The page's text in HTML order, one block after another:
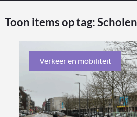
Toon items op tag:Scholen
Verkeer en mobiliteit